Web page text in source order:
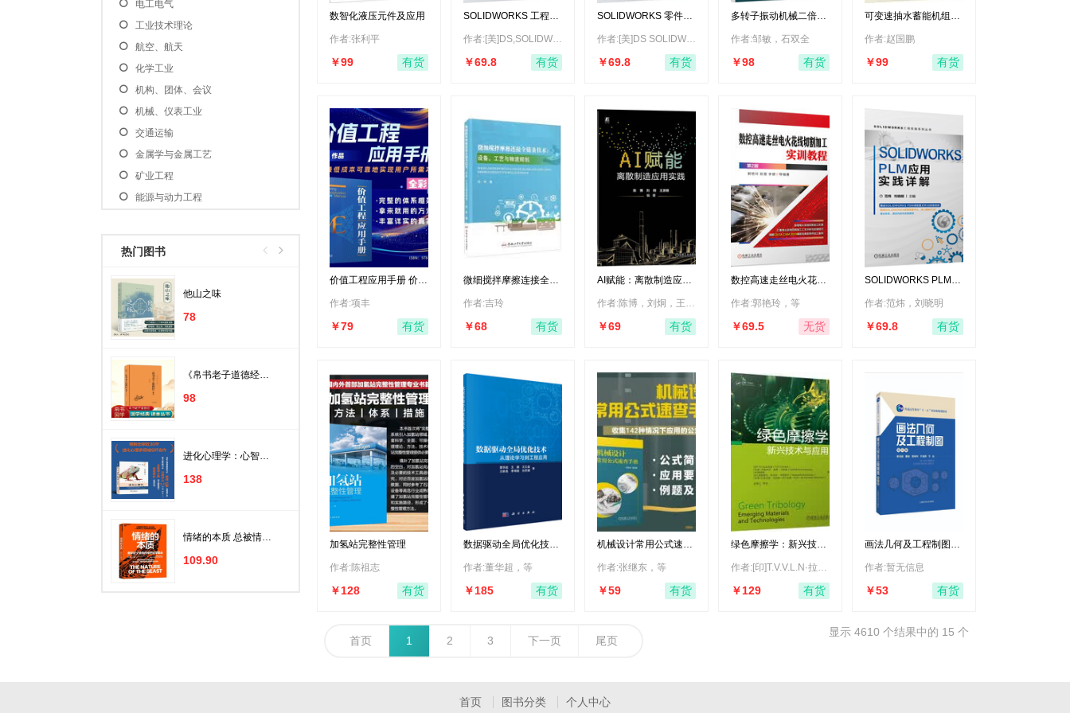
电工电气
工业技术理论
航空、航天
化学工业
机构、团体、会议
机械、仪表工业
交通运输
金属学与金属工艺
矿业工程
能源与动力工程
食品安全
水利水电
武器工业
一般工业技术
原子能技术
自动化技术
管理
国学/古籍
绘画
婚恋与两性
计算机与互联网
家居
热门图书
他山之味
78
《帛书老子道德经》
98
进化心理学：心智的
138
情绪的本质 总被情绪
国双院院士用因果实
109.90
进化心理学：心智的
新科学（第6版）
138
情绪的本质 总被情绪
困扰却不知根源？美
国双院院士用因果实
验揭开恐惧攻击的神
经密码！胡海岚王立
铭力荐，点击科学读
懂情绪！神经科学硬
核科普 湛庐图书
109.90
数智化液压元件及应用
作者:张利平
￥99 有货
SOLIDWORKS 工程图
SolidWorks 工程制图
软件设计
作者:[美]DS,SOLIDWORKS,公司
￥69.8 有货
SOLIDWORKS 零件与
SolidWorks 零件与装
配体 软件设计
作者:[美]DS SOLIDWORKS,公司
￥69.8 有货
多转子振动机械二倍频
作者:邹敏，石双全
￥98 有货
可变速抽水蓄能机组功
模型 应用
作者:赵国鹏
￥99 有货
价值工程应用手册 价值
作者:项丰
￥79 有货
微细搅拌摩擦连接全链
物流规划
作者:吉玲
￥68 有货
AI赋能：离散制造应用
能制造系统 智能控制作者:陈博，刘炯，王浙明
￥69 有货
数控高速走丝电火花线
版 特种加工 数控电火
花 线切割 高速走丝 快
走丝 C
作者:郭艳玲，等
￥69.5 无货
SOLIDWORKS PLM应
管理PLM
SOLIKDWORS
作者:范炜，刘晓明
￥69.8 有货
加氢站完整性管理
作者:陈祖志
￥128 有货
数据驱动全局优化技
应用
作者:董华超，等
￥185 有货
机械设计常用公式速查
作者:张继东，等
￥59 有货
绿色摩擦学：新兴技术
作者:[印]T.V.V.L.N·拉奥，等
￥129 有货
画法几何及工程制图
作者:暂无信息
￥53 有货
首页 1 2 3 下一页 尾页
显示 4610 个结果中的 15 个
首页 图书分类 个人中心